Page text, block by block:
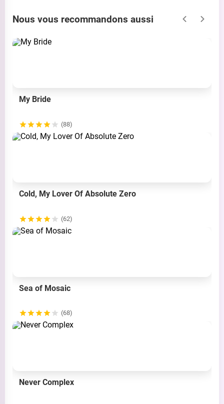
Nous vous recommandons aussi
My Bride
(88)
Cold, My Lover Of Absolute Zero
(62)
Sea of Mosaic
(68)
Never Complex